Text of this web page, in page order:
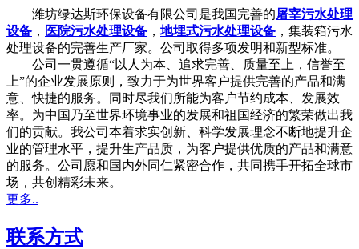
潍坊绿达斯环保设备有限公司是我国完善的屠宰污水处理
设备 ， 医院污水处理设备 ， 地埋式污水处理设备 ，集装箱污水
处理设备的完善生产厂家。公司取得多项发明和新型标准。
公司一贯遵循“以人为本、追求完善、质量至上，信誉至
上”的企业发展原则，致力于为世界客户提供完善的产品和满
意、快捷的服务。同时尽我们所能为客户节约成本、发展效
率。为中国乃至世界环境事业的发展和祖国经济的繁荣做出我
们的贡献。我公司本着求实创新、科学发展理念不断地提升企
业的管理水平，提升生产品质，为客户提供优质的产品和满意
的服务。公司愿和国内外同仁紧密合作，共同携手开拓全球市
场，共创精彩未来。
更多..
联系方式